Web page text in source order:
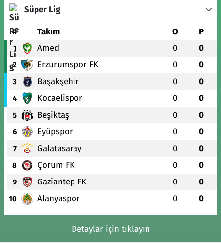
Süper Lig
# Takım O P
1 Amed 0 0
2 Erzurumspor FK 0 0
3 Başakşehir 0 0
4 Kocaelispor 0 0
5 Beşiktaş 0 0
6 Eyüpspor 0 0
7 Galatasaray 0 0
8 Çorum FK 0 0
9 Gaziantep FK 0 0
10 Alanyaspor 0 0
Detaylar için tıklayın